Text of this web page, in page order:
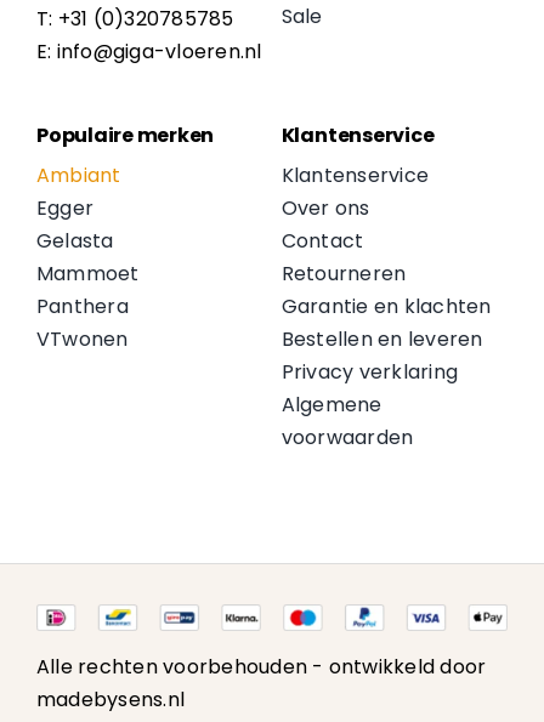
T: +31 (0)320785785
E: info@giga-vloeren.nl
Sale
Populaire merken
Ambiant
Egger
Gelasta
Mammoet
Panthera
VTwonen
Klantenservice
Klantenservice
Over ons
Contact
Retourneren
Garantie en klachten
Bestellen en leveren
Privacy verklaring
Algemene
voorwaarden
Alle rechten voorbehouden - ontwikkeld door
madebysens.nl